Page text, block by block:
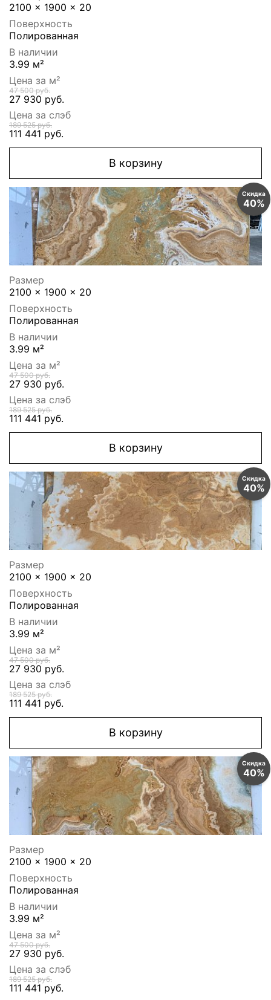
2100 x 1900 x 20
Поверхность
Полированная
В наличии
3.99 м²
Цена за м²
47 500 руб.
27 930 руб.
Цена за слэб
189 525 руб.
111 441 руб.
В корзину
Скидка
40%
Размер
2100 x 1900 x 20
Поверхность
Полированная
В наличии
3.99 м²
Цена за м²
47 500 руб.
27 930 руб.
Цена за слэб
189 525 руб.
111 441 руб.
В корзину
Скидка
40%
Размер
2100 x 1900 x 20
Поверхность
Полированная
В наличии
3.99 м²
Цена за м²
47 500 руб.
27 930 руб.
Цена за слэб
189 525 руб.
111 441 руб.
В корзину
Скидка
40%
Размер
2100 x 1900 x 20
Поверхность
Полированная
В наличии
3.99 м²
Цена за м²
47 500 руб.
27 930 руб.
Цена за слэб
189 525 руб.
111 441 руб.